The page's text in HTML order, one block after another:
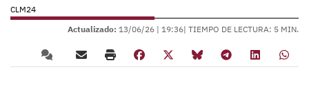
CLM24
Actualizado: 13/06/26 | 19:36| TIEMPO DE LECTURA: 5 MIN.